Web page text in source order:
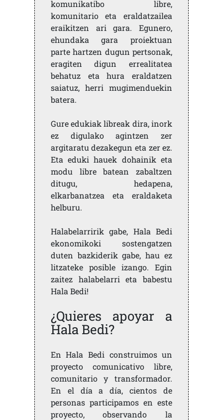
komunikatibo libre,
komunitario eta eraldatzailea
eraikitzen ari gara. Egunero,
ehundaka gara proiektuan
parte hartzen dugun pertsonak,
eragiten digun errealitatea
behatuz eta hura eraldatzen
saiatuz, herri mugimenduekin
batera.
Gure edukiak libreak dira, inork
ez digulako agintzen zer
argitaratu dezakegun eta zer ez.
Eta eduki hauek dohainik eta
modu libre batean zabaltzen
ditugu, hedapena,
elkarbanatzea eta eraldaketa
helburu.
Halabelarririk gabe, Hala Bedi
ekonomikoki sostengatzen
duten bazkiderik gabe, hau ez
litzateke posible izango. Egin
zaitez halabelarri eta babestu
Hala Bedi!
¿Quieres apoyar a
Hala Bedi?
En Hala Bedi construimos un
proyecto comunicativo libre,
comunitario y transformador.
En el día a día, cientos de
personas participamos en este
proyecto, observando la